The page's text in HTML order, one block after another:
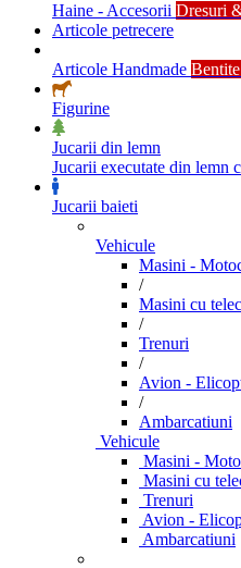
Haine - Accesorii Dresuri
Articole petrecere
Articole Handmade
Figurine
Jucarii din lemn
Jucarii executate din lemn
Jucarii baieti
Vehicule
Masini -
/
Masini cu
/
Trenuri
/
Avion -
/
Ambarcatiuni
Vehicule
Masini -
Masini cu
Trenuri
Avion -
Ambarcatiuni